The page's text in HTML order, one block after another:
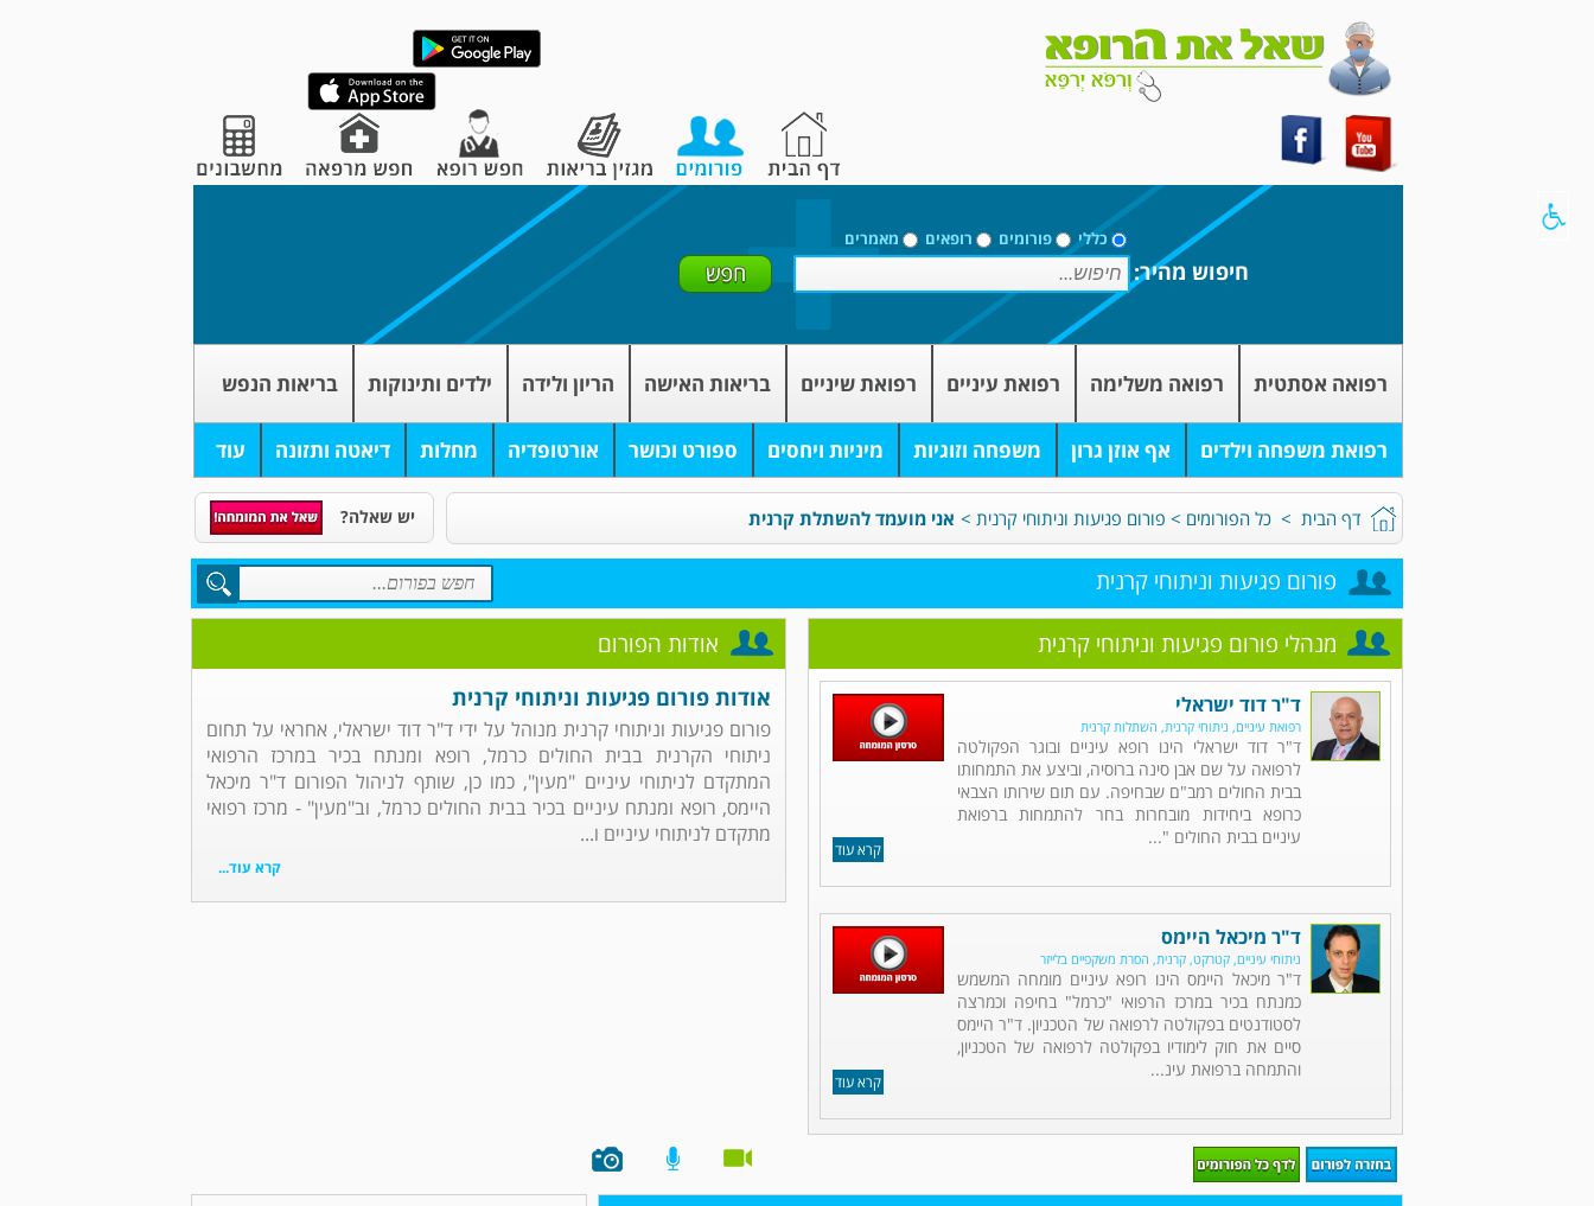
כללי פורומים רופאים מאמרים
חיפוש מהיר:
רפואה אסתטית רפואה משלימה רפואת עיניים רפואת שיניים בריאות האישה הריון ולידה ילדים ותינוקות בריאות הנפש
רפואת משפחה וילדים אף אוזן גרון משפחה וזוגיות מיניות ויחסים ספורט וכושר אורטופדיה מחלות דיאטה ותזונה עוד
דף הבית > כל הפורומים > פורום פגיעות וניתוחי קרנית > אני מועמד להשתלת קרנית יש שאלה?
פורום פגיעות וניתוחי קרנית
אודות הפורום
אודות פורום פגיעות וניתוחי קרנית
פורום פגיעות וניתוחי קרנית מנוהל על ידי ד"ר דוד ישראלי, אחראי על תחום
ניתוחי הקרנית בבית החולים כרמל, רופא ומנתח בכיר במרכז הרפואי
המתקדם לניתוחי עיניים "מעין", כמו כן, שותף לניהול הפורום ד"ר מיכאל
היימס, רופא ומנתח עיניים בכיר בבית החולים כרמל, וב"מעין" - מרכז רפואי
מתקדם לניתוחי עיניים ו...
קרא עוד...
מנהלי פורום פגיעות וניתוחי קרנית
קרא עוד
ד"ר דוד ישראלי
רפואת עיניים, ניתוחי קרנית, השתלות קרנית
ד"ר דוד ישראלי הינו רופא עיניים ובוגר הפקולטה
לרפואה על שם אבן סינה ברוסיה, וביצע את התמחותו
בבית החולים רמב"ם שבחיפה. עם תום שירותו הצבאי
כרופא ביחידות מובחרות בחר להתמחות ברפואת
עיניים בבית החולים "...
קרא עוד
ד"ר מיכאל היימס
ניתוחי עיניים, קטרקט, קרנית, הסרת משקפיים בלייזר
ד"ר מיכאל היימס הינו רופא עיניים מומחה המשמש
כמנתח בכיר במרכז הרפואי "כרמל" בחיפה וכמרצה
לסטודנטים בפקולטה לרפואה של הטכניון. ד"ר היימס
סיים את חוק לימודיו בפקולטה לרפואה של הטכניון,
והתמחה ברפואת עינ...